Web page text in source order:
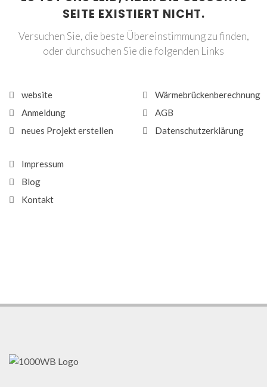
SEITE EXISTIERT NICHT.
Versuchen Sie, die beste Übereinstimmung zu finden,
oder durchsuchen Sie die folgenden Links
website
Anmeldung
neues Projekt erstellen
Wärmebrückenberechnung
AGB
Datenschutzerklärung
Impressum
Blog
Kontakt